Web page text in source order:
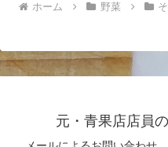
ホーム 野菜
元・青果店店員